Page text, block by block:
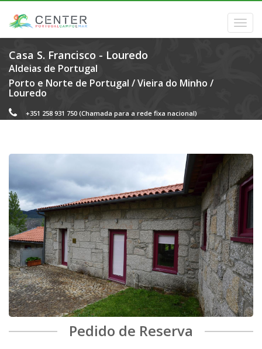
Casa S. Francisco - Louredo
Aldeias de Portugal
Porto e Norte de Portugal /Vieira do Minho /
Louredo
+351 258 931 750 (Chamada para a rede fixa nacional)
Pedido de Reserva